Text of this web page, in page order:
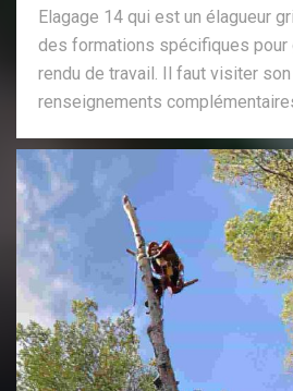
Elagage 14 qui est un élagueur
des formations spécifiques pour
rendu de travail. Il faut visiter
renseignements